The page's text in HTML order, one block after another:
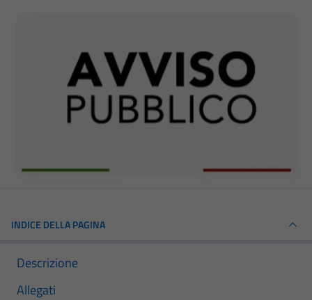
INDICE DELLA PAGINA
Descrizione
Allegati